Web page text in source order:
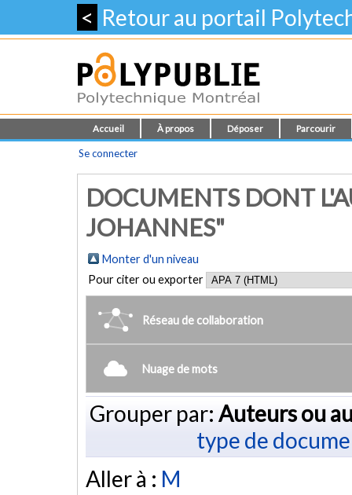
< Retour au portail
Accueil À propos Déposer Parcourir
Se connecter
DOCUMENTS DONT
JOHANNES"
Monter d'un niveau
Pour citer ou exporter
Réseau de collaboration
Nuage de mots
Grouper par: Auteurs ou
type de
Aller à : M